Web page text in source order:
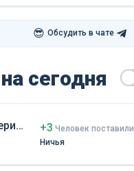
😎 Обсудить в чате
на сегодня
+3 Человек поставили
Ничья